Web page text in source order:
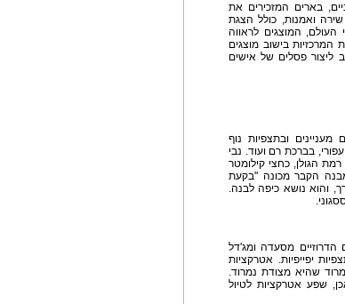
בארים המזכירים את
ואמנות, כולל הצגת
העולם, המוצגים לראווה
המרכזיות בישוב מוצגים
ליצור פסלים של אישים
ובתצפיות נוף
בברכת רם ועוד. נבי
הגולן, כחצי קילומטר
הקבר מכונה "בקעת
שמו. המבנה, התחום בחומה, נבנה בשנת 1840 לערך, והוא נושא כיפה לבנה.
הדרוזיים מסעדה ומג'דל
יפייפיות. אטרקציות
שהיא מצודת נמרוד.
שפע אטרקציות לטיול